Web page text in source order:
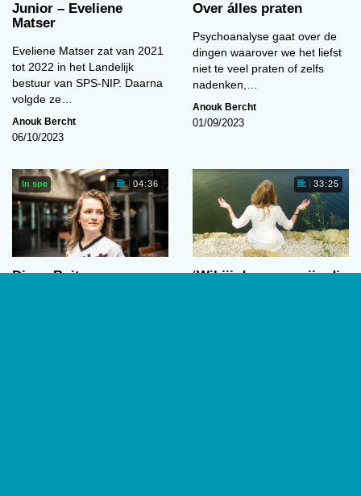
Junior – Eveliene
Matser
Eveliene Matser zat van 2021
tot 2022 in het Landelijk
bestuur van SPS-NIP. Daarna
volgde ze…
Anouk Bercht
06/10/2023
Over álles praten
Psychoanalyse gaat over de
dingen waarover we het liefst
niet te veel praten of zelfs
nadenken,…
Anouk Bercht
01/09/2023
In spe 04:36
Djago Buit
33:25
‘Wil jij de vrouw zijn die